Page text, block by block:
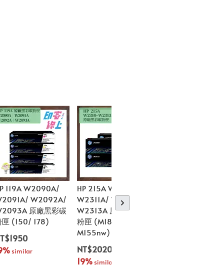
119A W2090A/
W2092A/
原廠黑彩碳
匣 (150/ 178)
similar
HP 215A W2310A/
W2311A/ W2312A/
W2313A 原廠黑彩碳
粉匣 (M183fw/
M155nw)
NT$2020
19% similar